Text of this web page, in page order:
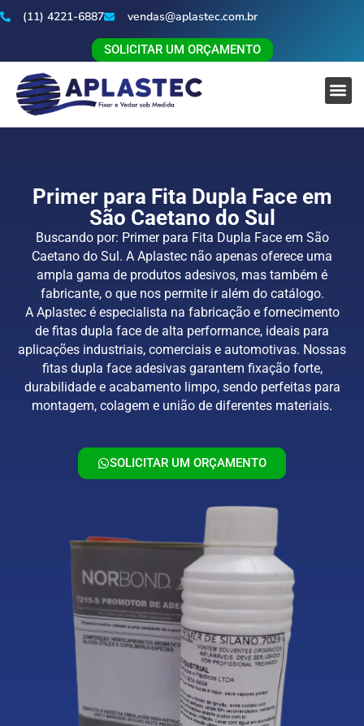
(11) 4221-6887 vendas@aplastec.com.br
SOLICITAR UM ORÇAMENTO
Primer para Fita Dupla Face em
São Caetano do Sul
Buscando por: Primer para Fita Dupla Face em São
Caetano do Sul. A Aplastec não apenas oferece uma
ampla gama de produtos adesivos, mas também é
fabricante, o que nos permite ir além do catálogo.
A Aplastec é especialista na fabricação e fornecimento
de fitas dupla face de alta performance, ideais para
aplicações industriais, comerciais e automotivas. Nossas
fitas dupla face adesivas garantem fixação forte,
durabilidade e acabamento limpo, sendo perfeitas para
montagem, colagem e união de diferentes materiais.
SOLICITAR UM ORÇAMENTO